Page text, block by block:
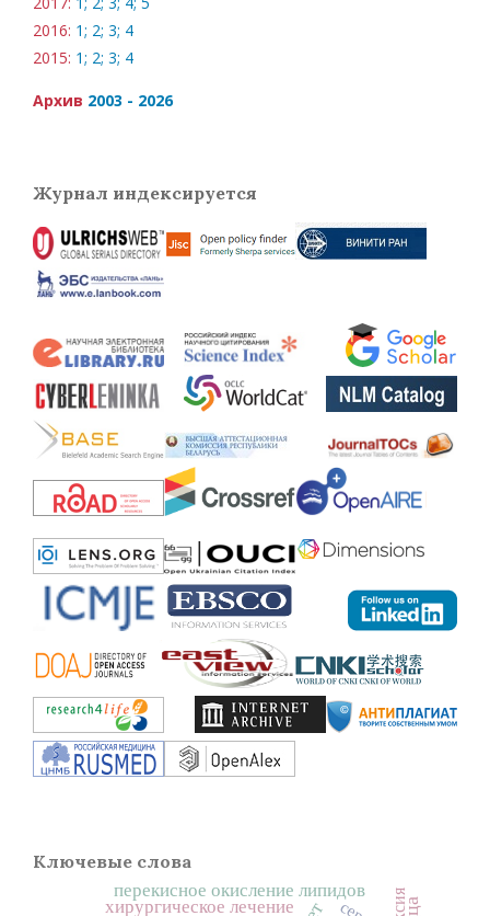
2016: 1; 2; 3; 4
2015: 1; 2; 3; 4
Архив 2003 - 2026
Журнал индексируется
Ключевые слова
перекисное окисление липидов
хирургическое лечение